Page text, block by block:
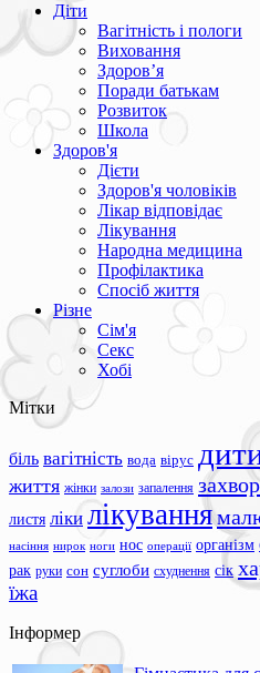
Діти
Вагітність і пологи
Виховання
Здоров’я
Поради батькам
Розвиток
Школа
Здоров'я
Дієти
Здоров'я чоловіків
Лікар відповідає
Лікування
Народна медицина
Профілактика
Спосіб життя
Різне
Сім'я
Секс
Хобі
Мітки
біль вагітність вода вірус
життя жінки залози запалення
листя ліки лікування
насіння нирок ноги нос операції організм
рак руки сон суглоби схуднення сік
їжа
Інформер